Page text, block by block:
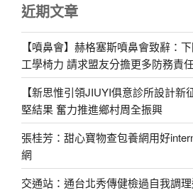
近期文章
【噴鼻會】赫格塞斯噴鼻會致辭：
工學椅力 請求盟友分擔更多防務責
【新思惟引領JIUYI俱意診所設計
堅結果 奮力推進鄉村周全振興
張桂芳：甜心寶物查包養網用好
網
交通站：通台北秀傳健檢過自我調